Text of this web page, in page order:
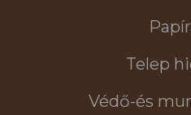
Telep
Védő-és